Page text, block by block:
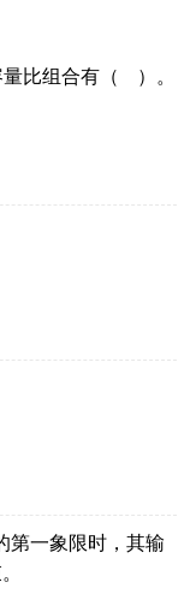
比组合有（ ）。
第一象限时，其输